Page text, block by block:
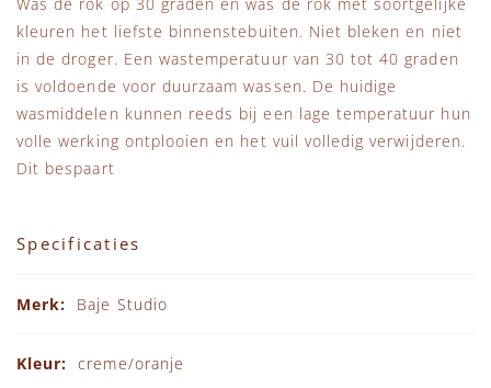
kleuren het liefste binnenstebuiten. Niet bleken en niet
in de droger. Een wastemperatuur van 30 tot 40 graden
is voldoende voor duurzaam wassen. De huidige
wasmiddelen kunnen reeds bij een lage temperatuur hun
volle werking ontplooien en het vuil volledig verwijderen.
Dit bespaart
Specificaties
Baje Studio
creme/oranje